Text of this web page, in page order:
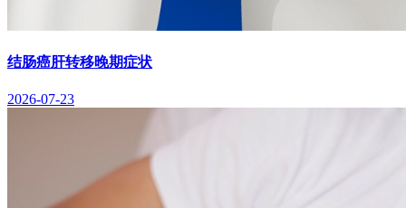
结肠癌肝转移晚期症状
2026-07-23